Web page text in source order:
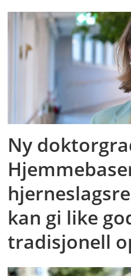
Ny
kan gi like
tradisjonell